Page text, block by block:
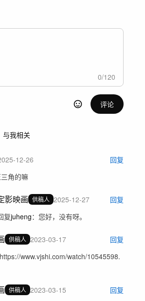
0/120
评论
与我相关
12-26
回复
角的嘛
影映画 供稿人 2025-12-27
回复
复juheng： 您好，没有呀。
供稿人 2023-03-17
回复
www.vjshi.com/watch/10545598.
供稿人 2023-03-15
回复